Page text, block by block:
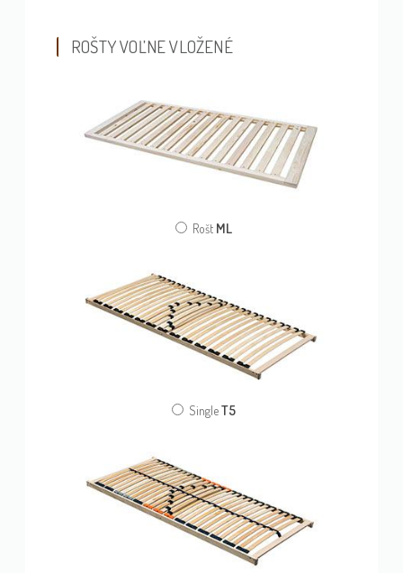
ROŠTY VOĽNE VLOŽENÉ
Rošt ML
SingleT5